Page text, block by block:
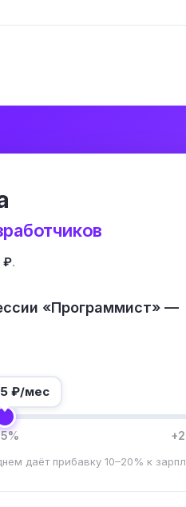
₽.
«Программист» —
₽/мес
даёт прибавку 10–20% к